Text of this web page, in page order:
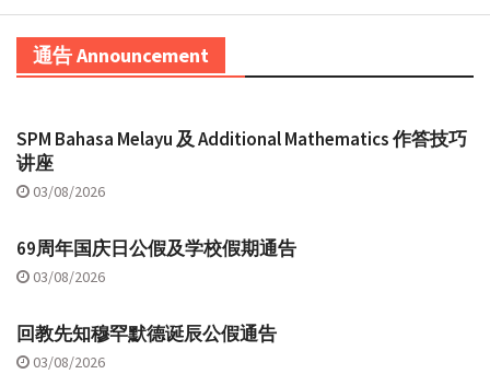
通告 Announcement
SPM Bahasa Melayu 及 Additional Mathematics 作答技巧
讲座
03/08/2026
69周年国庆日公假及学校假期通告
03/08/2026
回教先知穆罕默德诞辰公假通告
03/08/2026